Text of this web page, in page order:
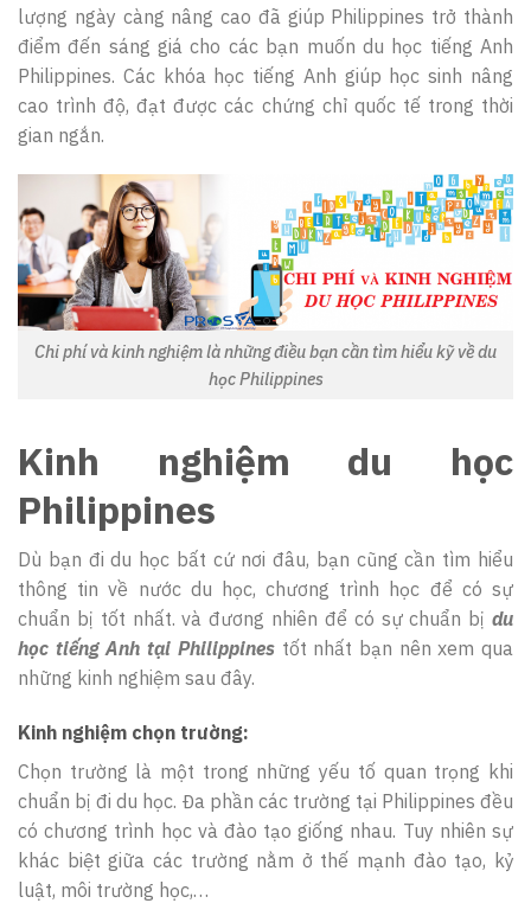
lượng ngày càng nâng cao đã giúp Philippines trở thành
điểm đến sáng giá cho các bạn muốn du học tiếng Anh
Philippines. Các khóa học tiếng Anh giúp học sinh nâng
cao trình độ, đạt được các chứng chỉ quốc tế trong thời
gian ngắn.
Chi phí và kinh nghiệm là những điều bạn cần tìm hiểu kỹ về du
học Philippines
Kinh nghiệm du học
Philippines
Dù bạn đi du học bất cứ nơi đâu, bạn cũng cần tìm hiểu
thông tin về nước du học, chương trình học để có sự
chuẩn bị tốt nhất. và đương nhiên để có sự chuẩn bị du
học tiếng Anh tại Philippinestốt nhất bạn nên xem qua
những kinh nghiệm sau đây.
Kinh nghiệm chọn trường:
Chọn trường là một trong những yếu tố quan trọng khi
chuẩn bị đi du học. Đa phần các trường tại Philippines đều
có chương trình học và đào tạo giống nhau. Tuy nhiên sự
khác biệt giữa các trường nằm ở thế mạnh đào tạo, kỷ
luật, môi trường học,…